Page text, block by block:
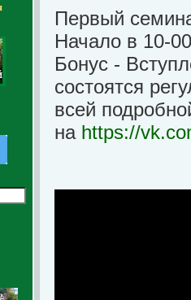
Первый
Начало в 10-
Бонус -
состоятся
всей
на https://